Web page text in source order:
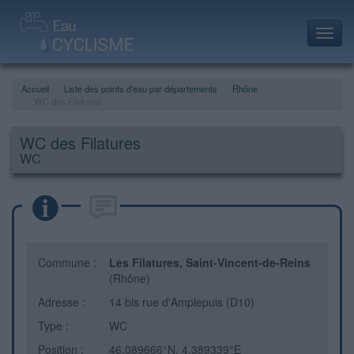
Accueil Liste des points d'eau par départements
Rhône
WC des Filatures
WC
Commune :
Les Filatures, Saint-Vincent-de-Reins
(Rhône)
Adresse :
14 bis rue d'Amplepuis (D10)
Type :
WC
Position :
46.089666°N, 4.389339°E